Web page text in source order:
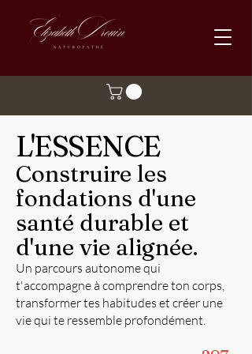
L'ESSENCE
Construire les
fondations d'une
santé durable et
d'une vie alignée.
Un parcours autonome qui
t'accompagne à comprendre ton corps,
transformer tes habitudes et créer une
vie qui te ressemble profondément.